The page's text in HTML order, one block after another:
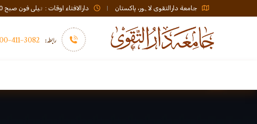
جامعة دارالتقوی لاہور، پاکستان دارالافتاء اوقات : ٹیلی فون صبح 08:00 تا عشاء / بالمشافہ و واٹس ایپ 08:00 تا عصر
رابطہ: 3082-411-300 (92)+